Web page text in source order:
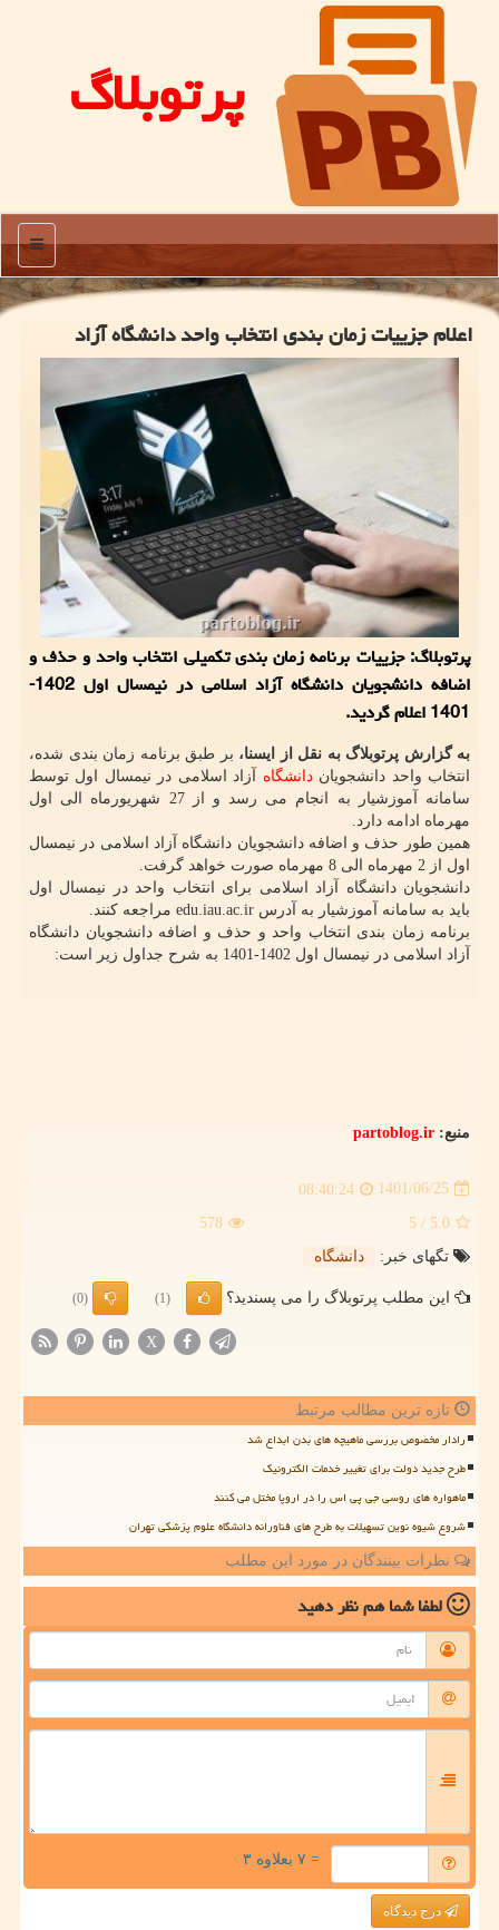
پرتوبلاگ
منو
اعلام جزییات زمان بندی انتخاب واحد دانشگاه آزاد
پرتوبلاگ: جزییات برنامه زمان بندی تکمیلی انتخاب واحد و حذف و
اضافه دانشجویان دانشگاه آزاد اسلامی در نیمسال اول 1402-
1401 اعلام گردید.
به گزارش پرتوبلاگ به نقل از ایسنا، بر طبق برنامه زمان بندی شده،
انتخاب واحد دانشجویاندانشگاه آزاد اسلامی در نیمسال اول توسط
سامانه آموزشیار به انجام می رسد و از 27 شهریورماه الی اول
مهرماه ادامه دارد.
همین طور حذف و اضافه دانشجویان دانشگاه آزاد اسلامی در نیمسال
اول از 2 مهرماه الی 8 مهرماه صورت خواهد گرفت.
دانشجویان دانشگاه آزاد اسلامی برای انتخاب واحد در نیمسال اول
باید به سامانه آموزشیار به آدرس edu.iau.ac.ir مراجعه کنند.
برنامه زمان بندی انتخاب واحد و حذف و اضافه دانشجویان دانشگاه
آزاد اسلامی در نیمسال اول 1402-1401 به شرح جداول زیر است:
منبع: partoblog.ir
1401/06/25
08:40:24
5.0
/ 5
578
تگهای خبر:
دانشگاه
این مطلب پرتوبلاگ را می پسندید؟ (1)
(0)
X
تازه ترین مطالب مرتبط
رادار مخصوص بررسی ماهیچه های بدن ابداع شد
طرح جدید دولت برای تغییر خدمات الکترونیک
ماهواره های روسی جی پی اس را در اروپا مختل می کنند
شروع شیوه نوین تسهیلات به طرح های فناورانه دانشگاه علوم پزشکی تهران
نظرات بینندگان در مورد این مطلب
لطفا شما همنظر دهید
= ۷ بعلاوه ۳
درج دیدگاه